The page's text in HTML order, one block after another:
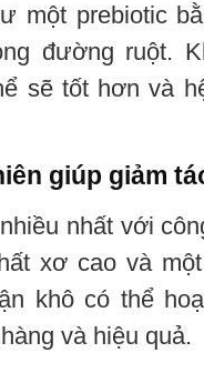
một prebiotic
đường ruột.
sẽ tốt hơn và
giúp giảm
nhất với
xơ cao và
khô có thể
và hiệu quả.